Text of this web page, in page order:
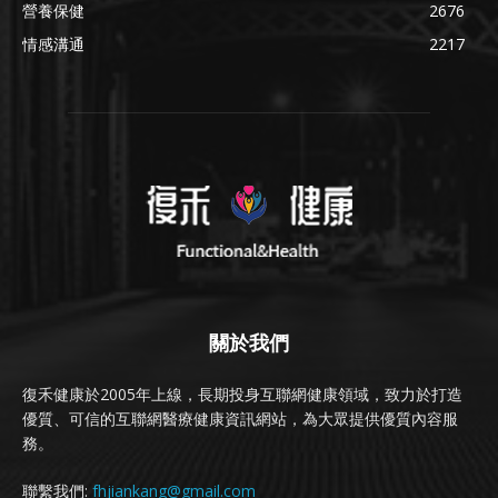
營養保健
2676
情感溝通
2217
關於我們
復禾健康於2005年上線，長期投身互聯網健康領域，致力於打造
優質、可信的互聯網醫療健康資訊網站，為大眾提供優質內容服
務。
聯繫我們: fhjiankang@gmail.com